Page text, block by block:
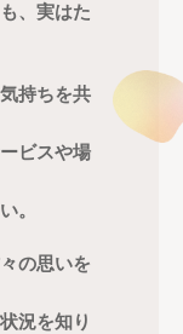
、実はた
持ちを共
ビスや場
。
の思いを
況を知り